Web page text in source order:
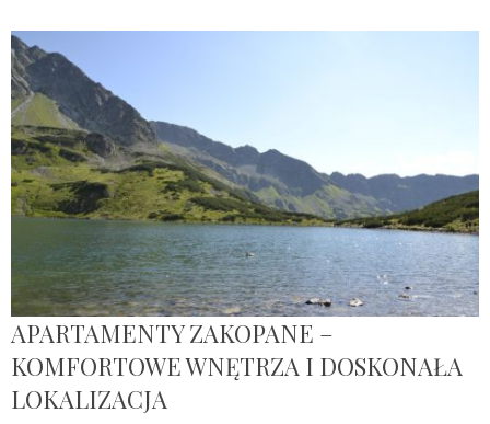
APARTAMENTY ZAKOPANE –
KOMFORTOWE WNĘTRZA I DOSKONAŁA
LOKALIZACJA